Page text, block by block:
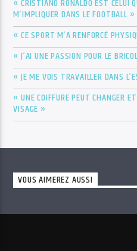
« CRISTIANO RONALDO EST CELUI
M’IMPLIQUER DANS LE FOOTBALL »
« CE SPORT M’A RENFORCÉ
« J’AI UNE PASSION POUR LE
« JE ME VOIS TRAVAILLER DANS
« UNE COIFFURE PEUT CHANGER
VISAGE »
VOUS AIMEREZ AUSSI